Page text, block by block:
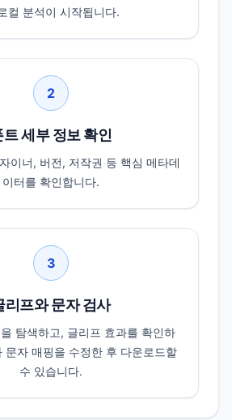
컬 분석이 시작됩니다.
2
트 세부 정보 확인
이너, 버전, 저작권 등 핵심 메타데
이터를 확인합니다.
3
리프와 문자 검사
탐색하고, 글리프 효과를 확인하
문자 매핑을 수정한 후 다운로드할
수 있습니다.